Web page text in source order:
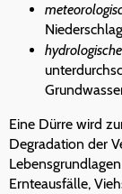
Eine Dürre wird
Degradation der
Ernteausfälle,